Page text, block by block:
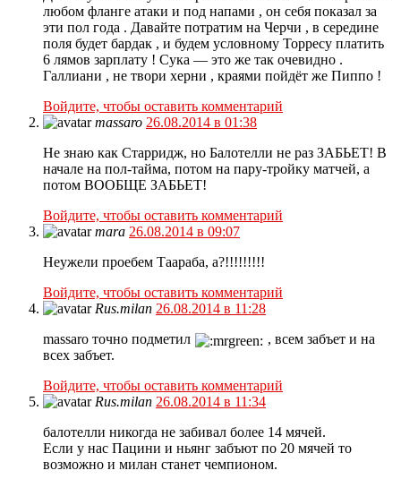
любом фланге атаки и под напами , он себя показал за
эти пол года . Давайте потратим на Черчи , в середине
поля будет бардак , и будем условному Торресу платить
6 лямов зарплату ! Сука — это же так очевидно .
Галлиани , не твори херни , краями пойдёт же Пиппо !
Войдите, чтобы оставить комментарий
massaro 26.08.2014 в 01:38
Не знаю как Старридж, но Балотелли не раз ЗАБЬЕТ! В
начале на пол-тайма, потом на пару-тройку матчей, а
потом ВООБЩЕ ЗАБЬЕТ!
Войдите, чтобы оставить комментарий
mara 26.08.2014 в 09:07
Неужели проебем Таараба, а?!!!!!!!!!
Войдите, чтобы оставить комментарий
Rus.milan 26.08.2014 в 11:28
massaro точно подметил
, всем забъет и на
всех забъет.
Войдите, чтобы оставить комментарий
Rus.milan 26.08.2014 в 11:34
балотелли никогда не забивал более 14 мячей.
Если у нас Пацини и ньянг забъют по 20 мячей то
возможно и милан станет чемпионом.